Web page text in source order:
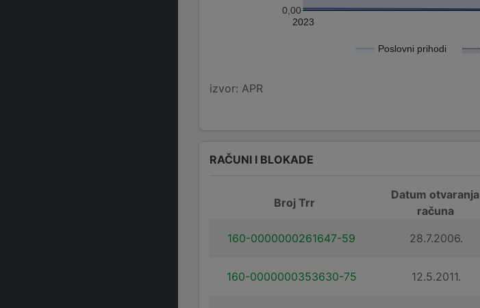
Poslovni prihodi
2023
0,00
izvor: APR
RAČUNI I BLOKADE
Broj Trr
Datum otvaranja
računa
160-0000000261647-59
28.7.2006.
160-0000000353630-75 12.5.2011.